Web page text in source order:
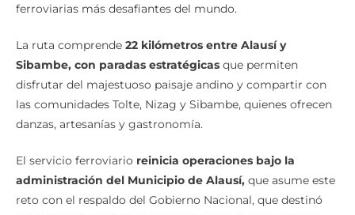
ferroviarias más desafiantes del mundo.
La ruta comprende 22 kilómetros entre Alausí y
Sibambe, con paradas estratégicas que permiten
disfrutar del majestuoso paisaje andino y compartir con
las comunidades Tolte, Nizag y Sibambe, quienes ofrecen
danzas, artesanías y gastronomía.
El servicio ferroviario reinicia operaciones bajo la
administración del Municipio de Alausí, que asume este
reto con el respaldo del Gobierno Nacional, que destinó